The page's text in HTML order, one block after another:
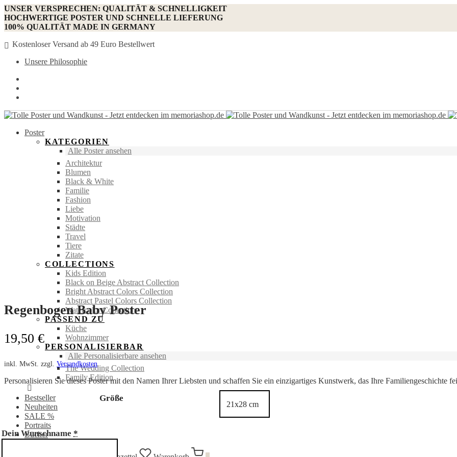
UNSER VERSPRECHEN: QUALITÄT & SCHNELLIGKEIT
HOCHWERTIGE POSTER UND SCHNELLE LIEFERUNG
100% QUALITÄT MADE IN GERMANY
Kostenloser Versand ab 49 Euro Bestellwert
Unsere Philosophie
Poster
KATEGORIEN
Alle Poster ansehen
Architektur
Blumen
Black & White
Familie
Fashion
Liebe
Motivation
Städte
Travel
Tiere
Zitate
COLLECTIONS
Kids Edition
Black on Beige Abstract Collection
Bright Abstract Colors Collection
Abstract Pastel Colors Collection
Watercolor Collection
PASSEND ZU
Küche
Wohnzimmer
PERSONALISIERBAR
Alle Personalisierbare ansehen
The Wedding Collection
Family Edition
Bestseller
Neuheiten
SALE %
Portraits
Bücher
Personalisiert
Regenbogen Baby Poster
19,50 €
inkl. MwSt. zzgl. Versandkosten
Personalisieren Sie dieses Poster mit den Namen Ihrer Liebsten und schaffen Sie ein einzigartiges Kunstwerk, das Ihre Familiengeschichte
Größe
Dein Wunschname *